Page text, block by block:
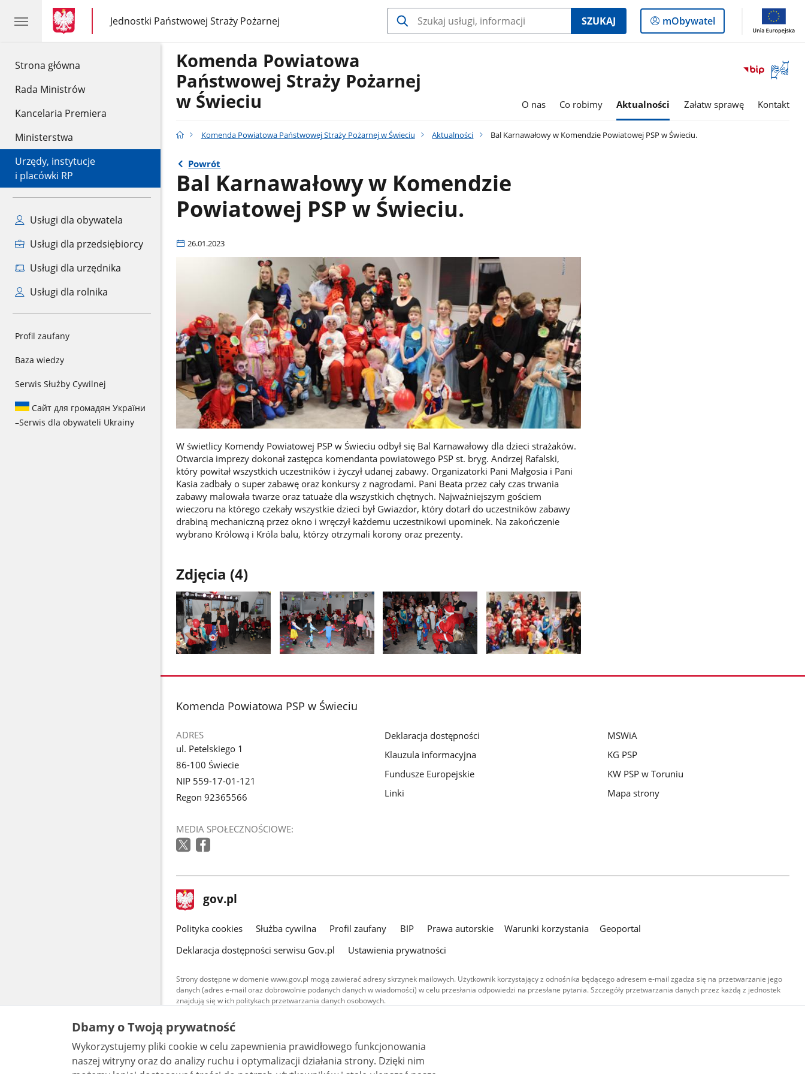
Strona główna
Rada Ministrów
Kancelaria Premiera
Ministerstwa
Urzędy, instytucje
i placówki RP
Usługi dla obywatela
Usługi dla przedsiębiorcy
Usługi dla urzędnika
Usługi dla rolnika
Profil zaufany
Baza wiedzy
Serwis Służby Cywilnej
Сайт для громадян України
–Serwis dla obywateli Ukrainy
gov.pl
gov.pl
Jednostki Państwowej Straży Pożarnej
gov.pl
Jednostki
Państwowej
SZUKAJ
Logowanie
do
mObywatel
Otwórz
okno
Komenda Powiatowa
Państwowej Straży Pożarnej
w Świeciu
O nas Co robimy Aktualności Załatw sprawę Kontakt
Komenda Powiatowa Państwowej Straży Pożarnej w Świeciu Aktualności Bal Karnawałowy w Komendzie Powiatowej PSP w Świeciu.
Powrót
Bal Karnawałowy w Komendzie
Powiatowej PSP w Świeciu.
26.01.2023
W świetlicy Komendy Powiatowej PSP w Świeciu odbył się Bal Karnawałowy dla dzieci strażaków.
Otwarcia imprezy dokonał zastępca komendanta powiatowego PSP st. bryg. Andrzej Rafalski,
który powitał wszystkich uczestników i życzył udanej zabawy. Organizatorki Pani Małgosia i Pani
Kasia zadbały o super zabawę oraz konkursy z nagrodami. Pani Beata przez cały czas trwania
zabawy malowała twarze oraz tatuaże dla wszystkich chętnych. Najważniejszym gościem
wieczoru na którego czekały wszystkie dzieci był Gwiazdor, który dotarł do uczestników zabawy
drabiną mechaniczną przez okno i wręczył każdemu uczestnikowi upominek. Na zakończenie
wybrano Królową i Króla balu, którzy otrzymali korony oraz prezenty.
Zdjęcia (4)
zdjęcie
galerii.
zdjęcie
galerii.
zdjęcie
zdjęcie
stopka
Komenda Powiatowa PSP w Świeciu
ADRES
ul. Petelskiego 1
86-100 Świecie
NIP 559-17-01-121
Regon 92365566
MEDIA SPOŁECZNOŚCIOWE:
Deklaracja dostępności
Klauzula informacyjna
Fundusze Europejskie
Linki
MSWiA
KG PSP
KW PSP w Toruniu
Mapa strony
stopka
gov.pl Strona
gov.pl
gov.pl
Polityka cookies Służba cywilna Profil zaufany BIP Prawa autorskie Warunki korzystania
Geoportal
Deklaracja dostępności serwisu Gov.pl
Ustawienia prywatności
Strony dostępne w domenie www.gov.pl mogą zawierać adresy skrzynek mailowych. Użytkownik korzystający z odnośnika będącego adresem e-mail zgadza się na przetwarzanie jego
danych (adres e-mail oraz dobrowolnie podanych danych w wiadomości) w celu przesłania odpowiedzi na przesłane pytania. Szczegóły przetwarzania danych przez każdą z jednostek
znajdują się w ich politykach przetwarzania danych osobowych.
Treści tekstowe publikowane w serwisie (z wyłączeniem treści audiowizualnych), są
udostępniane na licencji typu Creative Commons: uznanie autorstwa - na tych samych
warunkach 4.0 (CC BY-SA 4.0). Materiały audiowizualne, w tym zdjęcia, materiały audio i wideo,
są udostępniane na licencji typu Creative Commons: uznanie autorstwa użycie niekomercyjne -
bez utworów zależnych 4.0 (CC BY-NC-ND 4.0), o ile nie jest to stwierdzone inaczej.
Dbamy o Twoją prywatność
Wykorzystujemy pliki cookie w celu zapewnienia prawidłowego funkcjonowania
naszej witryny oraz do analizy ruchu i optymalizacji działania strony. Dzięki nim